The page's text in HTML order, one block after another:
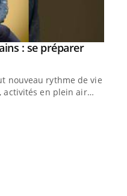
: se préparer
nouveau rythme de vie !
activités en plein air…